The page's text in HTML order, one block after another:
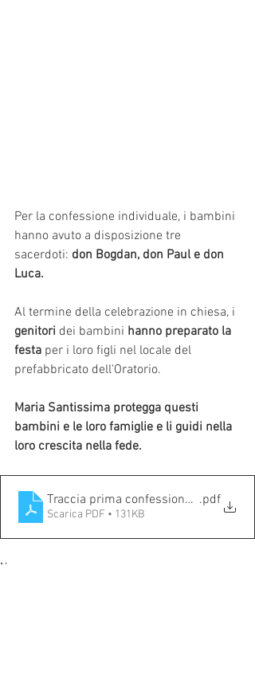
Per la confessione individuale, i bambini
hanno avuto a disposizione tre
sacerdoti: don Bogdan, don Paul e don
Luca.
Al termine della celebrazione in chiesa, i
genitori dei bambini hanno preparato la
festa per i loro figli nel locale del
prefabbricato dell'Oratorio.
Maria Santissima protegga questi
bambini e le loro famiglie e li guidi nella
loro crescita nella fede.
Traccia prima confessione 1 (1)
.pdf
Scarica PDF • 131KB
News